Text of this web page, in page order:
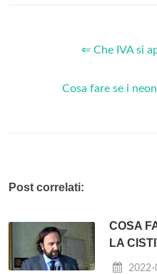
⇐ Che IVA si
Cosa fare se i
Post correlati:
COSA
LA